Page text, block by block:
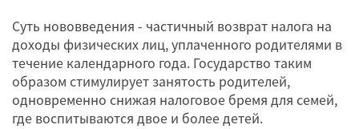
Суть нововведения - частичный возврат налога на
доходы физических лиц, уплаченного родителями в
течение календарного года. Государство таким
образом стимулирует занятость родителей,
одновременно снижая налоговое бремя для семей,
где воспитываются двое и более детей.